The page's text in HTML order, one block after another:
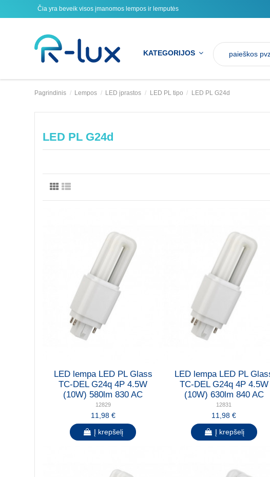
Čia yra beveik visos įmanomos lempos ir lemputės
KATEGORIJOS
Pagrindinis Lempos LED įprastos LED PL tipo LED PL G24d
LED PL G24d
LED lempa LED PL Glass
TC-DEL G24q 4P 4.5W
(10W) 580lm 830 AC
12829
11,98 €
Į krepšelį
LED lempa LED PL
TC-DEL G24q 4P 4.5W
(10W) 630lm 840 AC
12831
11,98 €
Į krepšelį